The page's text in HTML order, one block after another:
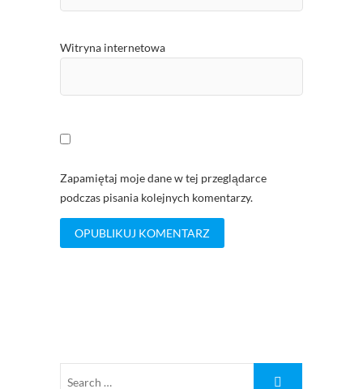
Witryna internetowa
Zapamiętaj moje dane w tej przeglądarce
podczas pisania kolejnych komentarzy.